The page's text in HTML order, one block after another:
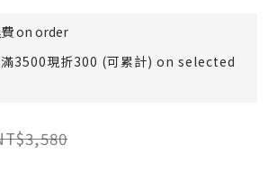
on order
滿3500現折300 (可累計) on selected